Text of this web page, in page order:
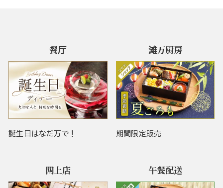
餐厅
誕生日はなだ万で！
滩万厨房
期間限定販売
网上店 午餐配送